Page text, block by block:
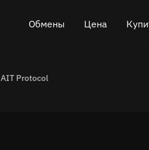
Обмены
Обмен ETH на USDT
Цена
AIT Protocol